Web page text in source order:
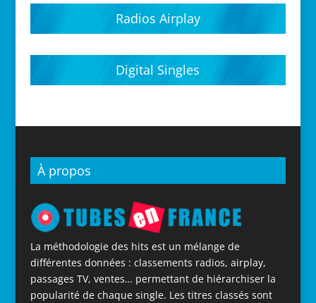
Radios Airplay
Digital Singles
À propos
La méthodologie des hits est un mélange de
différentes données : classements radios, airplay,
passages TV, ventes… permettant de hiérarchiser la
popularité de chaque single. Les titres classés sont